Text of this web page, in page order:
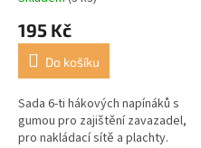
195 Kč
Do košíku
Sada 6-ti hákových napínáků s
gumou pro zajištění zavazadel,
pro nakládací sítě a plachty.